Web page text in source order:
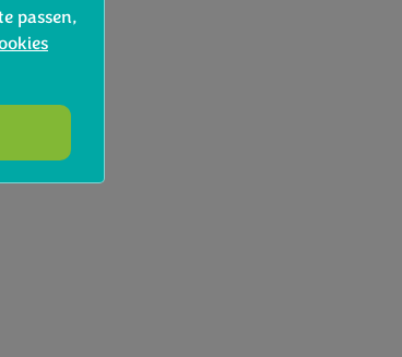
passen,